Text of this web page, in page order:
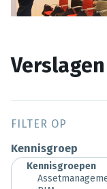
FILTER OP
Kennisgroep